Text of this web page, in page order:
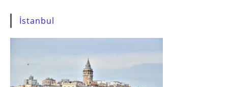
İstanbul